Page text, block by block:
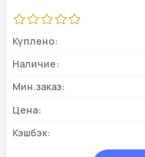
Куплено:
Наличие:
Мин.заказ:
Цена:
Кэшбэк: